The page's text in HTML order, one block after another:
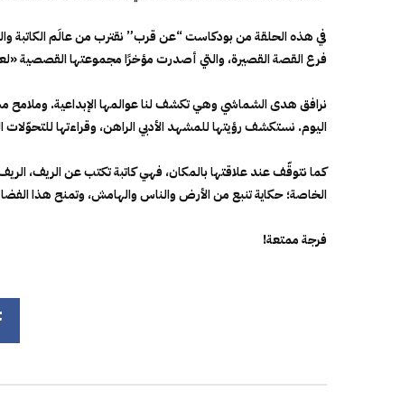
فرع القصة القصيرة، والتي أصدرت مؤخرًا مجموعتها القصصية
نرافق هدى الشماشي وهي تكشف لنا عوالمها الإبداعية. وملامح
اليوم. نستكشف رؤيتها للمشهد الأدبي الراهن، وقراءتها
كما نتوقّف عند علاقتها بالمكان، فهي كاتبة تكتب عن الريف،
الخاصة؛ حكاية تنبع من الأرض والناس والهامش، وتمنح هذا
فرجة ممتعة!